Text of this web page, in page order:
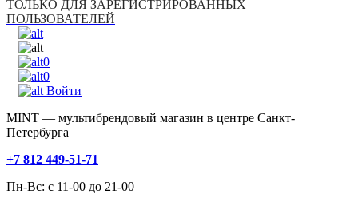
ТОЛЬКО ДЛЯ ЗАРЕГИСТРИРОВАННЫХ
ПОЛЬЗОВАТЕЛЕЙ
0
0
Войти
MINT — мультибрендовый магазин в центре Санкт-
Петербурга
+7 812 449-51-71
Пн-Вс: с 11-00 до 21-00